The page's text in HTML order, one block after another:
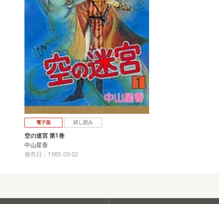
電子版 試し読み
空の迷宮 第1巻
中山星香
発売日：1985.03.02